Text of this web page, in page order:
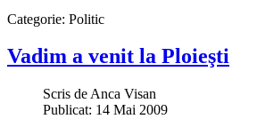
Categorie: Politic
Vadim a venit la Ploieşti
Scris de Anca Visan
Publicat: 14 Mai 2009